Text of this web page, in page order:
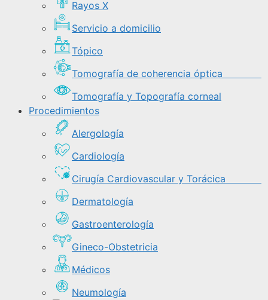
Rayos X
Servicio a domicilio
Tópico
Tomografía de coherencia óptica
Tomografía y Topografía corneal
Procedimientos
Alergología
Cardiología
Cirugía Cardiovascular y Torácica
Dermatología
Gastroenterología
Gineco-Obstetricia
Médicos
Neumología